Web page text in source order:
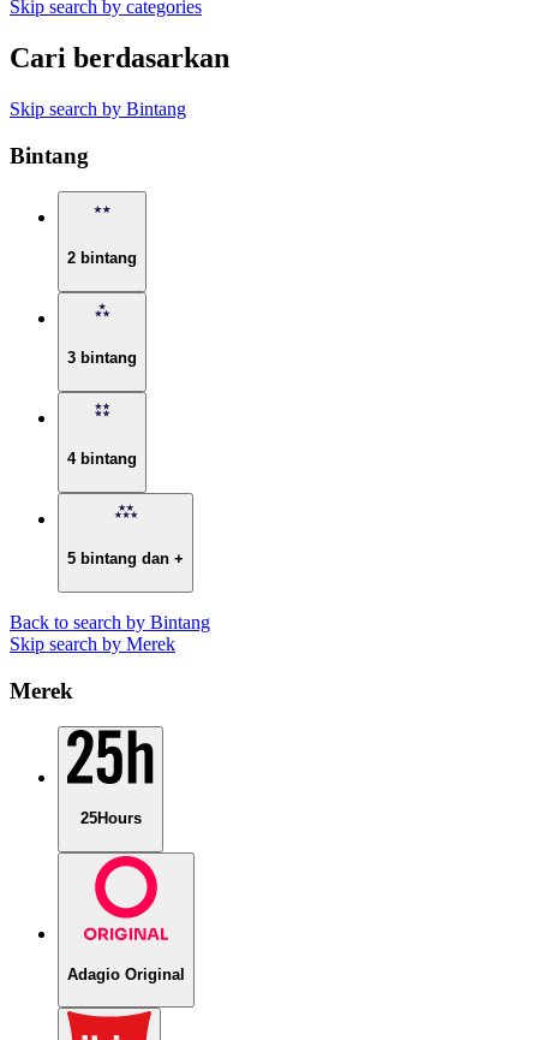
Skip search by categories
Cari berdasarkan
Skip search by Bintang
Bintang
2 bintang
3 bintang
4 bintang
5 bintang dan +
Back to search by Bintang
Skip search by Merek
Merek
25Hours
Adagio Original